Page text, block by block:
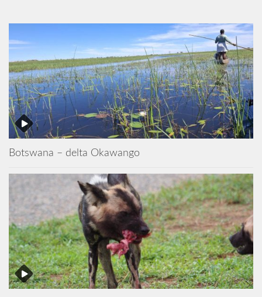
Botswana – delta Okawango